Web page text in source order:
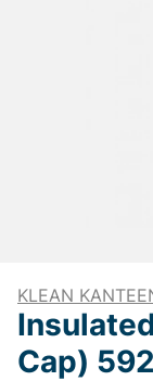
KLEAN
Cap)